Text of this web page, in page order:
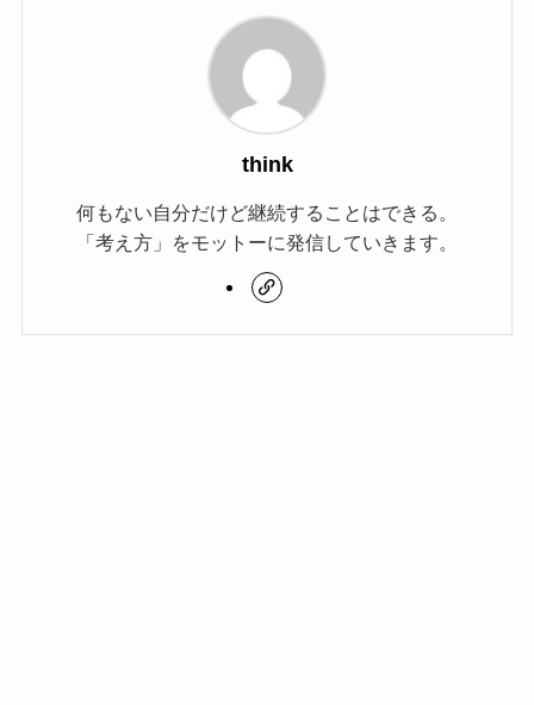
think
何もない自分だけど継続することはできる。
「考え方」をモットーに発信していきます。